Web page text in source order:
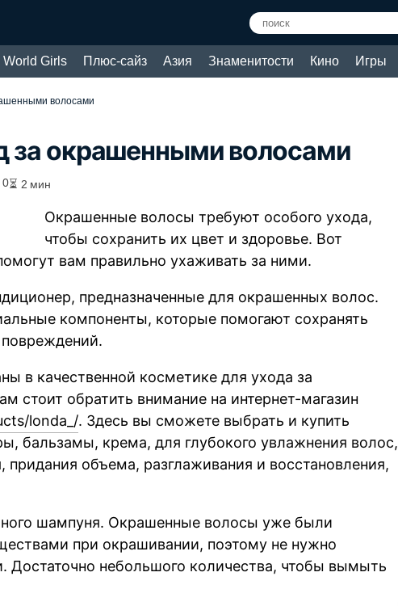
World Girls Плюс-сайз Азия Знаменитости Кино Игры
волосами
за окрашенными волосами
0⏳ 2 мин
Окрашенные волосы требуют особого ухода,
чтобы сохранить их цвет и здоровье. Вот
вам правильно ухаживать за ними.
предназначенные для окрашенных волос.
компоненты, которые помогают сохранять
в качественной косметике для ухода за
стоит обратить внимание на интернет-магазин
londa_/. Здесь вы сможете выбрать и купить
бальзамы, крема, для глубокого увлажнения волос,
придания объема, разглаживания и восстановления,
шампуня. Окрашенные волосы уже были
при окрашивании, поэтому не нужно
небольшого количества, чтобы вымыть